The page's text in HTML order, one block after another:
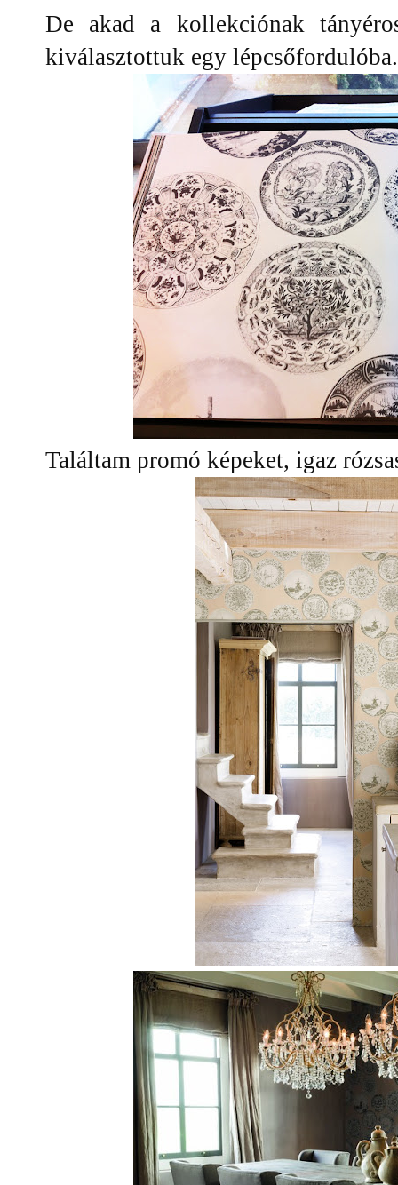
De akad a kollekciónak
kiválasztottuk egy lépcsőfordulóba.
Találtam promó képeket, igaz